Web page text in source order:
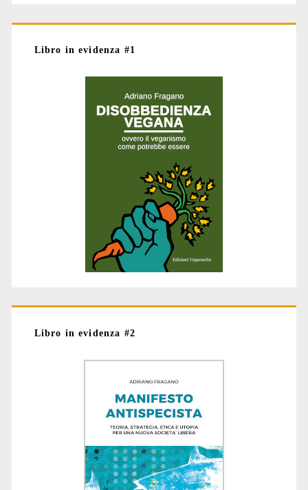
Libro in evidenza #1
Libro in evidenza #2